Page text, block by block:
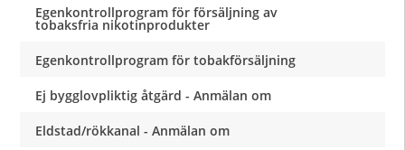
Egenkontrollprogram för försäljning av
tobaksfria nikotinprodukter
Egenkontrollprogram för tobakförsäljning
Ej bygglovpliktig åtgärd - Anmälan om
Eldstad/rökkanal - Anmälan om